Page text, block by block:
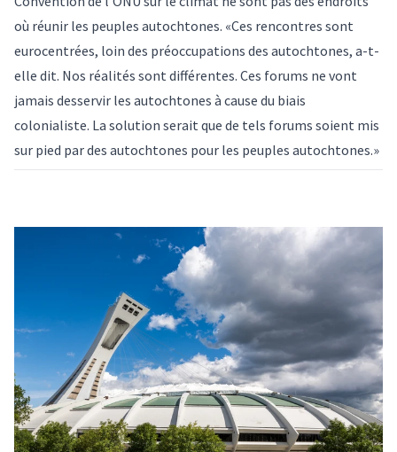
où réunir les peuples autochtones. «Ces rencontres sont
eurocentrées, loin des préoccupations des autochtones, a-t-
elle dit. Nos réalités sont différentes. Ces forums ne vont
jamais desservir les autochtones à cause du biais
colonialiste. La solution serait que de tels forums soient mis
sur pied par des autochtones pour les peuples autochtones.»